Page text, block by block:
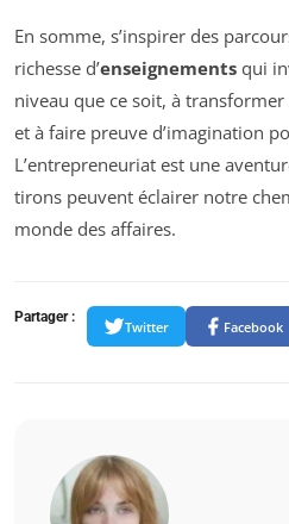
En somme, s’inspirer des
richesse d’enseignements qui
niveau que ce soit, à transformer
et à faire preuve d’imagination
L’entrepreneuriat est une
tirons peuvent éclairer notre
monde des affaires.
Partager :
Twitter Facebook